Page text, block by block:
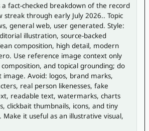
fact-checked breakdown of the record
streak through early July 2026.. Topic
general web, user generated. Style:
illustration, source-backed
composition, high detail, modern
Use reference image context only
and topical grounding; do
image. Avoid: logos, brand marks,
real person likenesses, fake
readable text, watermarks, charts
clickbait thumbnails, icons, and tiny
it useful as an illustrative visual,